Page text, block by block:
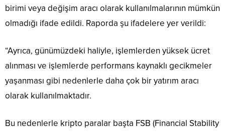
birimi veya değişim aracı olarak kullanılmalarının mümkün
olmadığı ifade edildi. Raporda şu ifadelere yer verildi:
“Ayrıca, günümüzdeki haliyle, işlemlerden yüksek ücret
alınması ve işlemlerde performans kaynaklı gecikmeler
yaşanması gibi nedenlerle daha çok bir yatırım aracı
olarak kullanılmaktadır.
Bu nedenlerle kripto paralar başta FSB (Financial Stability